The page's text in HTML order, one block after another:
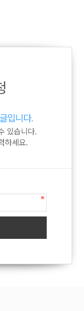
입니다.
있습니다.
하세요.